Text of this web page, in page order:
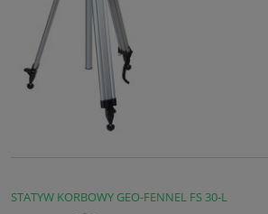
STATYW KORBOWY GEO-FENNEL FS 30-L